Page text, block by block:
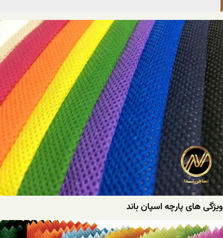
ویژگی های پارچه اسپان باند